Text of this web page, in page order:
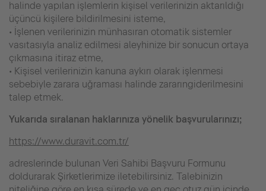
halinde yapılan işlemlerin kişisel verilerinizin aktarıldığı
üçüncü kişilere bildirilmesini isteme,
• İşlenen verilerinizin münhasıran otomatik sistemler
vasıtasıyla analiz edilmesi aleyhinize bir sonucun ortaya
çıkmasına itiraz etme,
• Kişisel verilerinizin kanuna aykırı olarak işlenmesi
sebebiyle zarara uğraması halinde zararıngiderilmesini
talep etmek.
Yukarıda sıralanan haklarınıza yönelik başvurularınızı;
https://www.duravit.com.tr/
adreslerinde bulunan Veri Sahibi Başvuru Formunu
doldurarak Şirketlerimize iletebilirsiniz. Talebinizin